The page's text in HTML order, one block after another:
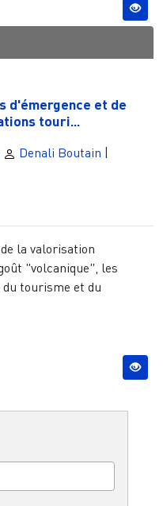
d'émergence et de
touri...
Denali Boutain |
la valorisation
"volcanique", les
tourisme et du